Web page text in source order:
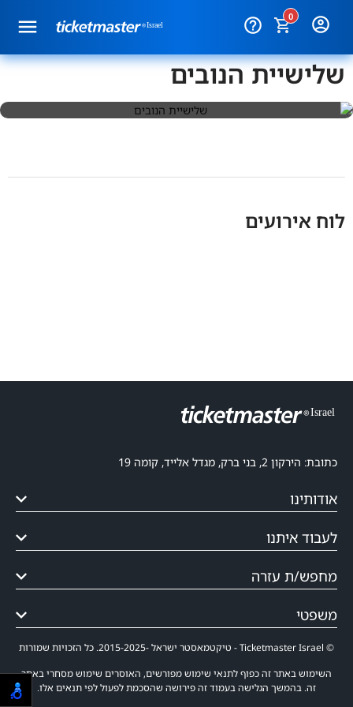
0
help_outline
שלישיית הנובים
לוח אירועים
כתובת: הירקון 2, בני ברק, מגדל אלייד, קומה 19
אודותינו
לעבוד איתנו
מחפש/ת עזרה
משפטי
© Ticketmaster Israel - טיקטמאסטר ישראל -2015-2025. כל הזכויות שמורות
השימוש באתר זה כפוף לתנאי שימוש מפורשים, האוסרים שימוש מסחרי באתר
זה. בהמשך הגלישה בעמוד זה פירושה שהסכמת לפעול לפי תנאים אלו.